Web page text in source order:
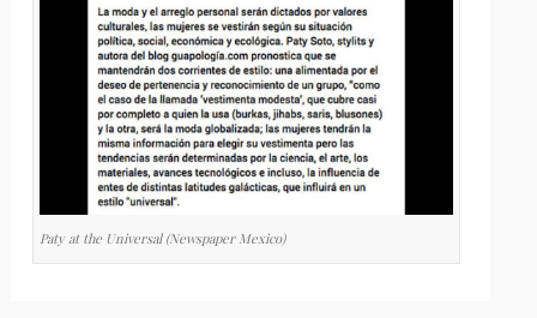
Paty at the Universal (Newspaper Mexico)